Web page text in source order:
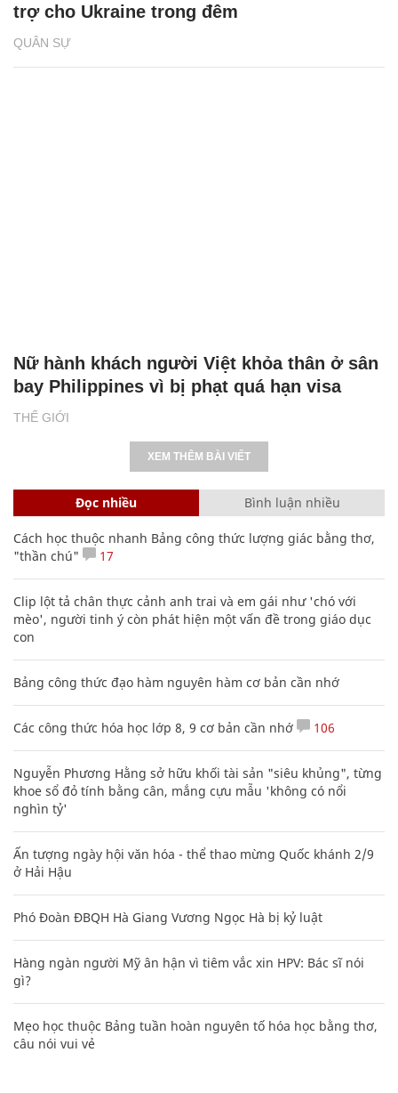
QUÂN SỰ
trợ cho Ukraine trong đêm
THẾ GIỚI
Nữ hành khách người Việt khỏa thân ở sân
bay Philippines vì bị phạt quá hạn visa
XEM THÊM BÀI VIẾT
Đọc nhiều Bình luận nhiều
Cách học thuộc nhanh Bảng công thức lượng giác bằng thơ,
"thần chú"
17
Clip lột tả chân thực cảnh anh trai và em gái như 'chó với
mèo', người tinh ý còn phát hiện một vấn đề trong giáo dục
con
Bảng công thức đạo hàm nguyên hàm cơ bản cần nhớ
Các công thức hóa học lớp 8, 9 cơ bản cần nhớ 106
Nguyễn Phương Hằng sở hữu khối tài sản "siêu khủng", từng
khoe sổ đỏ tính bằng cân, mắng cựu mẫu 'không có nổi
nghìn tỷ'
Ấn tượng ngày hội văn hóa - thể thao mừng Quốc khánh 2/9
ở Hải Hậu
Phó Đoàn ĐBQH Hà Giang Vương Ngọc Hà bị kỷ luật
Hàng ngàn người Mỹ ân hận vì tiêm vắc xin HPV: Bác sĩ nói
gì?
Mẹo học thuộc Bảng tuần hoàn nguyên tố hóa học bằng thơ,
câu nói vui vẻ